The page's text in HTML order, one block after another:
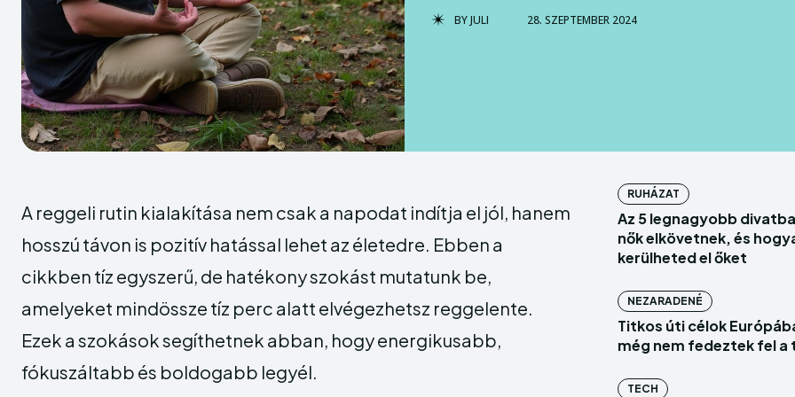
Enter
BELÉPÉS
INGATLAN
Enter
BELÉPÉS
INGATLAN
BYJULI 28. SZEPTEMBER 2024
A reggeli rutin kialakítása nem csak a napodat indítja el jól, hanem
hosszú távon is pozitív hatással lehet az életedre. Ebben a
cikkben tíz egyszerű, de hatékony szokást mutatunk be,
amelyeket mindössze tíz perc alatt elvégezhetsz reggelente.
Ezek a szokások segíthetnek abban, hogy energikusabb,
fókuszáltabb és boldogabb legyél.
RUHÁZAT
Az 5 legnagyobb
nők elkövetnek, és
kerülheted el őket
NEZARADENÉ
Titkos úti célok
még nem fedeztek fel a
TECH